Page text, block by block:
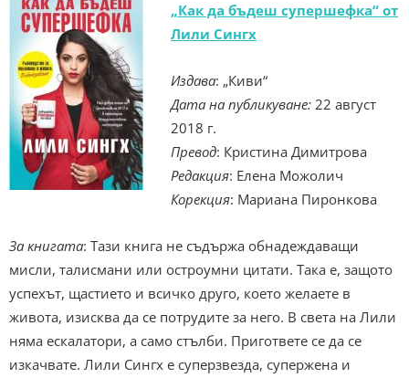
„Как да бъдеш супершефка“ от
Лили Сингх
Издава: „Киви“
Дата на публикуване: 22 август
2018 г.
Превод: Кристина Димитрова
Редакция: Елена Можолич
Корекция: Мариана Пиронкова
За книгата: Тази книга не съдържа обнадеждаващи
мисли, талисмани или остроумни цитати. Така е, защото
успехът, щастието и всичко друго, което желаете в
живота, изисква да се потрудите за него. В света на Лили
няма ескалатори, а само стълби. Пригответе се да се
изкачвате. Лили Сингх е суперзвезда, супержена и